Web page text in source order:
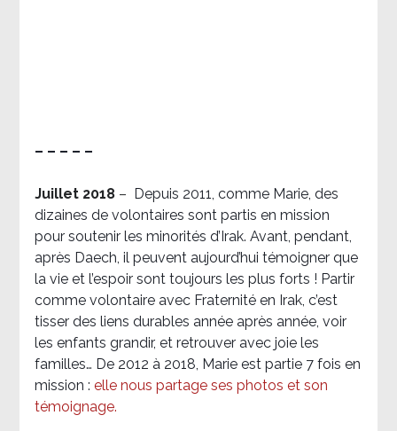
– – – – –
Juillet 2018 –
Depuis 2011, comme Marie, des
dizaines de volontaires sont partis en mission
pour soutenir les minorités d’Irak. Avant, pendant,
après Daech, il peuvent aujourd’hui témoigner que
la vie et l’espoir sont toujours les plus forts ! Partir
comme volontaire avec Fraternité en Irak, c’est
tisser des liens durables année après année, voir
les enfants grandir, et retrouver avec joie les
familles… De 2012 à 2018, Marie est partie 7 fois en
mission : elle nous partage ses photos et son
témoignage.